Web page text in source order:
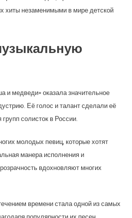
хиты незаменимыми в мире детской
и медведи» оказала значительное
Её голос и талант сделали её
солисток в России.
молодых певиц, которые хотят
манера исполнения и
вдохновляют многих
времени стала одной из самых